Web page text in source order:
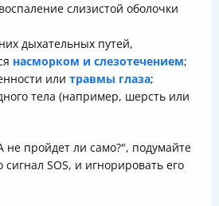
слизистой оболочки
дыхательных путей,
насморком и слезотечением;
или травмы глаза;
тела (например, шерсть или
не пройдет ли само?", подумайте
SOS, и игнорировать его